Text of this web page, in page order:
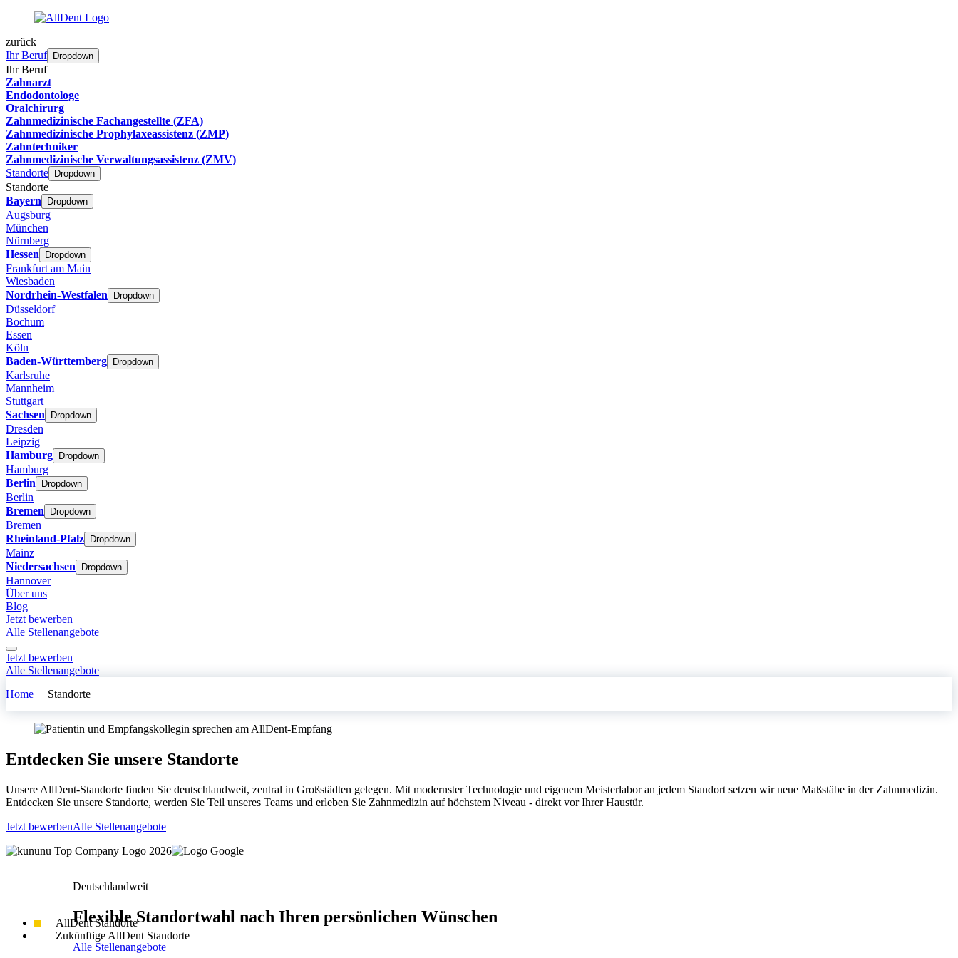
zurück
Ihr Beruf
Dropdown
Ihr Beruf
Zahnarzt
Endodontologe
Oralchirurg
Zahnmedizinische Fachangestellte (ZFA)
Zahnmedizinische Prophylaxeassistenz (ZMP)
Zahntechniker
Zahnmedizinische Verwaltungsassistenz (ZMV)
Standorte
Dropdown
Standorte
Bayern
Dropdown
Augsburg
München
Nürnberg
Hessen
Dropdown
Frankfurt am Main
Wiesbaden
Nordrhein-Westfalen
Dropdown
Düsseldorf
Bochum
Essen
Köln
Baden-Württemberg
Dropdown
Karlsruhe
Mannheim
Stuttgart
Sachsen
Dropdown
Dresden
Leipzig
Hamburg
Dropdown
Hamburg
Berlin
Dropdown
Berlin
Bremen
Dropdown
Bremen
Rheinland-Pfalz
Dropdown
Mainz
Niedersachsen
Dropdown
Hannover
Über uns
Blog
Jetzt bewerben
Alle Stellenangebote
Jetzt bewerben
Alle Stellenangebote
Home
Standorte
Entdecken Sie unsere Standorte
Unsere AllDent-Standorte finden Sie deutschlandweit, zentral in Großstädten gelegen. Mit modernster Technologie und eigenem Meisterlabor an jedem Standort setzen wir neue Maßstäbe in der Zahnmedizin.
Entdecken Sie unsere Standorte, werden Sie Teil unseres Teams und erleben Sie Zahnmedizin auf höchstem Niveau - direkt vor Ihrer Haustür.
Jetzt bewerbenAlle Stellenangebote
Deutschlandweit
FlexibleStandortwahl nach Ihren persönlichen Wünschen
Alle Stellenangebote
AllDent Standorte
Zukünftige AllDent Standorte